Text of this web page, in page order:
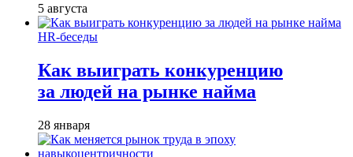
5 августа
HR-беседы
Как выиграть конкуренцию
за людей на рынке найма
28 января